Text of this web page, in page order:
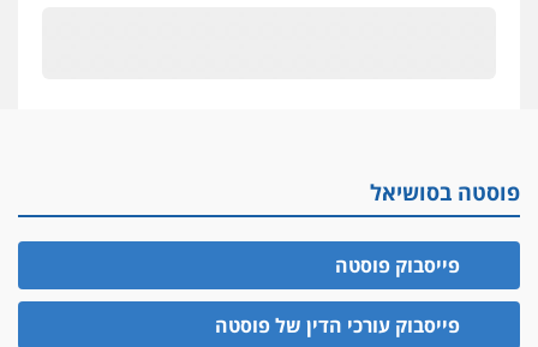
ראו הוזהרתם
הפרקליטות מקדמת הפללת עורכי דין "קונסילייריז"
משרות אמון
יו"ר מחוז ת"א משבץ עובדות שלו למינוי דייני בית
הדין למשמעת
פוסטה בסושיאל
פייסבוק פוסטה
פייסבוק עורכי הדין של פוסטה